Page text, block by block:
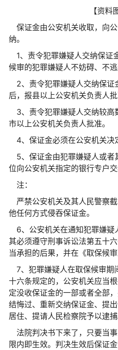
【资料
保证金由公安机关收取，向
纳。
1、责令犯罪嫌疑人交纳保证
候审的犯罪嫌疑人不妨碍、不
2、责令犯罪嫌疑人交纳保
后，报县以上公安机关负责人批
3、责令犯罪嫌疑人交纳较高
市以上公安机关负责人批准。
4、保证金必须在公安机关决
5、保证金由犯罪嫌疑人或
位向公安机关指定的银行专户交
注：
严禁公安机关及其人民警察
他任何方式侵吞保证金。
6、公安机关在通知犯罪嫌
其必须遵守刑事诉讼法第五十
当承担的后果，并在《取保候审
7、犯罪嫌疑人在取保候审期
十六条规定的，公安机关应当
定没收保证金的一部或者全部
结悔过、重新交纳保证金、提
居住、提请人民检察院予以逮捕
法院判决书下来了，只要当
限内即生效。判决生效后保证